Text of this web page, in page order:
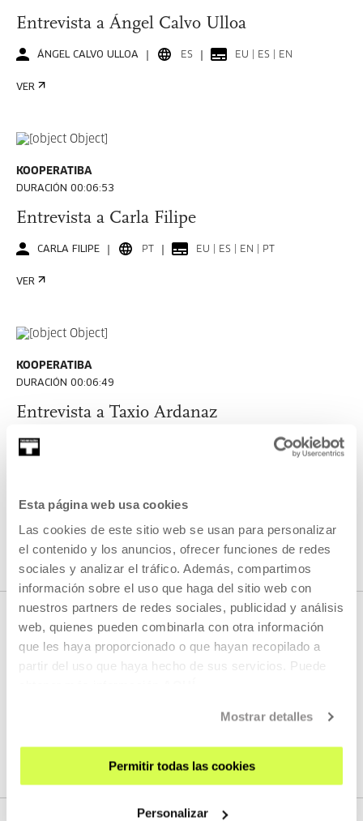
Esta página web usa cookies
Las cookies de este sitio web se usan para personalizar
el contenido y los anuncios, ofrecer funciones de redes
sociales y analizar el tráfico. Además, compartimos
información sobre el uso que haga del sitio web con
nuestros partners de redes sociales, publicidad y análisis
web, quienes pueden combinarla con otra información
que les haya proporcionado o que hayan recopilado a
partir del uso que haya hecho de sus servicios. Puede
Mostrar detalles
Permitir todas las cookies
Personalizar
Entrevista a Ángel Calvo Ulloa
ÁNGEL CALVO ULLOA ES EU | ES | EN
VER
KOOPERATIBA
DURACIÓN 00:06:53
Entrevista a Carla Filipe
CARLA FILIPE PT EU | ES | EN | PT
VER
KOOPERATIBA
DURACIÓN 00:06:49
Entrevista a Taxio Ardanaz
TAXIO ARDANAZ
PRÓXIMOS DIRECTOS
No tenemos programados nuevos streamings